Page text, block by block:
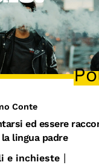
Conte
ed essere
lingua padre
e inchieste |